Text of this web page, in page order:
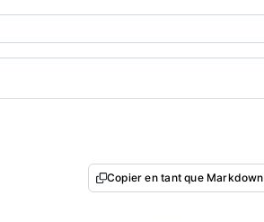
Copier en tant que Markdown